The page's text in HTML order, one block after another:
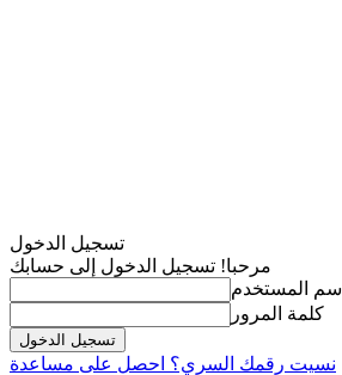
تسجيل الدخول
مرحبا! تسجيل الدخول إلى حسابك
اسم المستخدم
كلمة المرور
نسيت رقمك السري؟ احصل على مساعدة